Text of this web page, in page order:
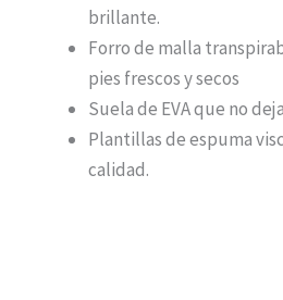
brillante.
Forro de malla
pies frescos y secos
Suela de EVA que no
Plantillas de espuma
calidad.